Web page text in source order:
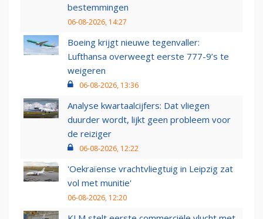
bestemmingen
06-08-2026, 14:27
Boeing krijgt nieuwe tegenvaller:
Lufthansa overweegt eerste 777-9’s te
weigeren
06-08-2026, 13:36
Analyse kwartaalcijfers: Dat vliegen
duurder wordt, lijkt geen probleem voor
de reiziger
06-08-2026, 12:22
'Oekraïense vrachtvliegtuig in Leipzig zat
vol met munitie'
06-08-2026, 12:20